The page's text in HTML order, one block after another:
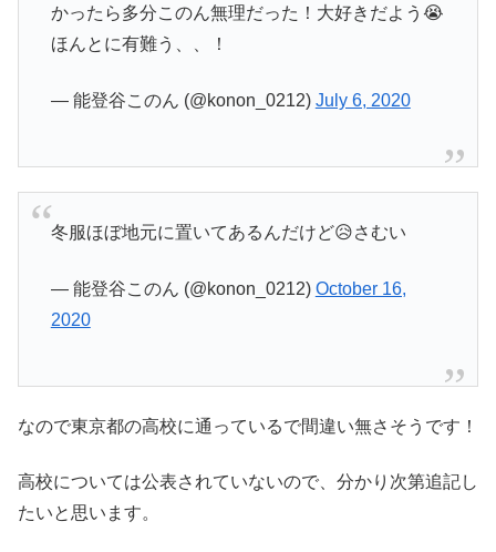
かったら多分このん無理だった！大好きだよう😭
ほんとに有難う、、！
— 能登谷このん (@konon_0212) July 6, 2020
冬服ほぼ地元に置いてあるんだけど😥さむい
— 能登谷このん (@konon_0212) October 16,
2020
なので東京都の高校に通っているで間違い無さそうです！
高校については公表されていないので、分かり次第追記し
たいと思います。